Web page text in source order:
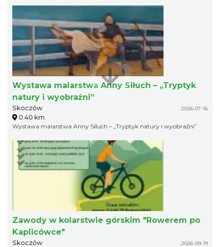
Wystawa malarstwa Anny Siłuch – „Tryptyk
natury i wyobraźni”
Skoczów 2026-07-16
0.40 km
Wystawa malarstwa Anny Siłuch – „Tryptyk natury i wyobraźni”
Zawody w kolarstwie górskim "Rowerem po
Kaplicówce"
Skoczów 2026-09-19